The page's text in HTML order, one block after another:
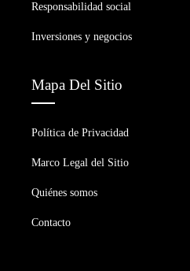
Responsabilidad social
Inversiones y negocios
Mapa Del Sitio
Política de Privacidad
Marco Legal del Sitio
Quiénes somos
Contacto